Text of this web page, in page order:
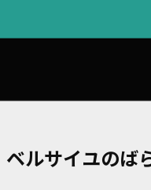
ベルサイユのば